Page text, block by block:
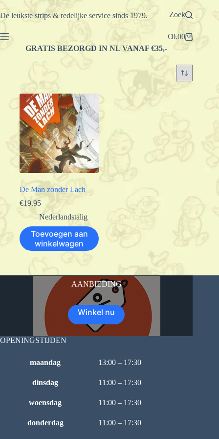
Ga
naar
De leukste strips & redelijke service sinds 1979. Zoek
Winkelwagen
€0.00
GRATIS BEZORGD IN NL VANAF €35,-
De Man zonder Lach
€19.95
Nederlandstalig
Toevoegen aan
winkelwagen
AANBIEDING
Winkel nu
OPENINGSTIJDEN
maandag 13:00 – 17:30
dinsdag 11:00 – 17:30
woensdag 11:00 – 17:30
donderdag 11:00 – 17:30